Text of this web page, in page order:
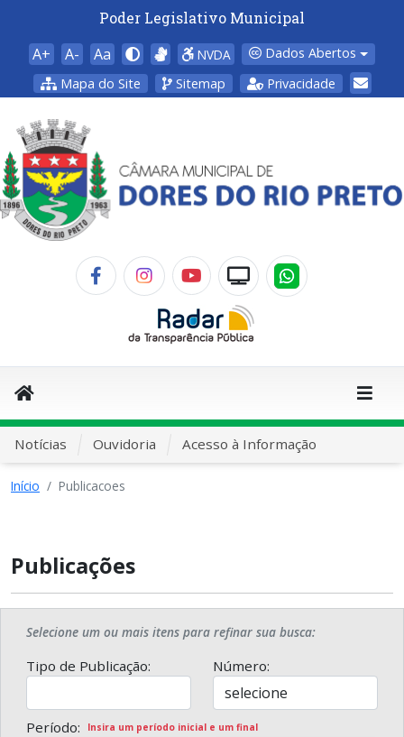
Poder Legislativo Municipal
A+ A- Aa NVDA
Dados Abertos
Mapa do Site
Sitemap Privacidade
Notícias Ouvidoria Acesso à Informação
Início Publicacoes
Publicações
Selecione um ou mais itens para refinar sua busca:
Tipo de Publicação: Número:
Período: Insira um período inicial e um final